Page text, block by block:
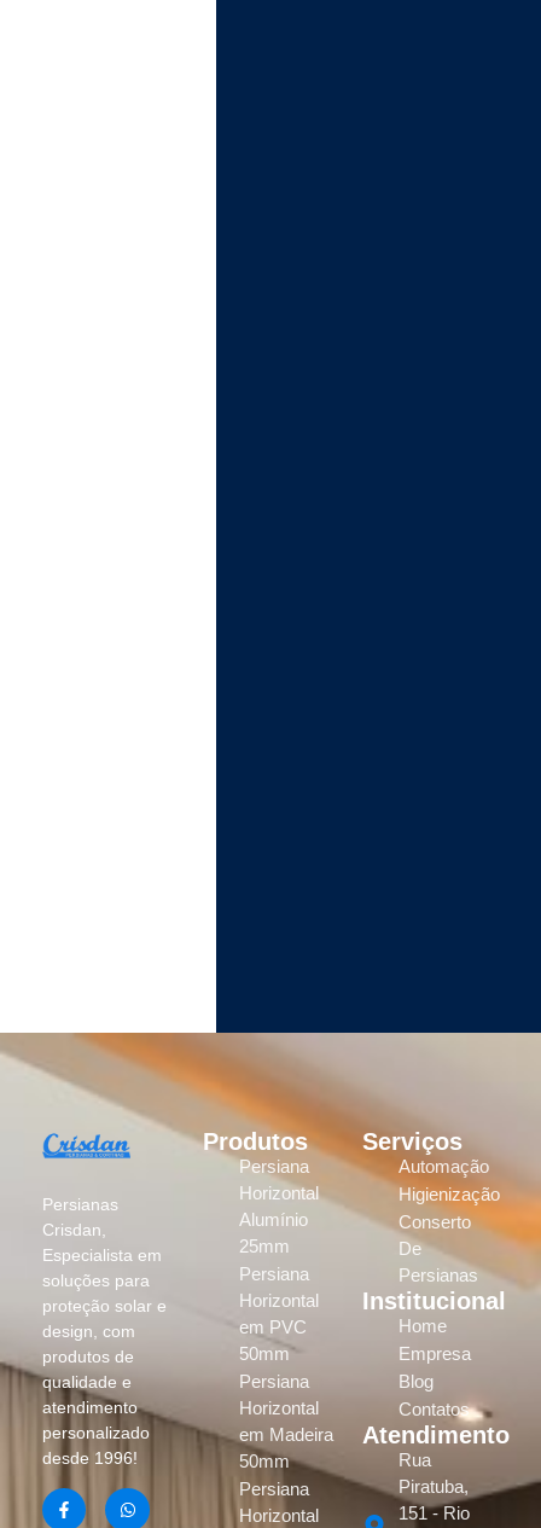
Persianas
Crisdan,
Especialista em
soluções para
proteção solar e
design, com
produtos de
qualidade e
atendimento
personalizado
desde 1996!
Produtos
Persiana
Horizontal
Alumínio
25mm
Persiana
Horizontal
em PVC
50mm
Persiana
Horizontal
em Madeira
50mm
Persiana
Horizontal
Serviços
Automação
Higienização
Conserto
De
Persianas
Institucional
Home
Empresa
Blog
Contatos
Atendimento
Rua
Piratuba,
151 - Rio